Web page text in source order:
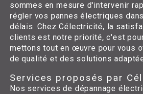
sommes en mesure d'intervenir
régler vos pannes électriques
délais. Chez Célectricité, la
clients est notre priorité, c'est
mettons tout en œuvre pour vous
de qualité et des solutions
Services proposés par
Nos services de dépannage